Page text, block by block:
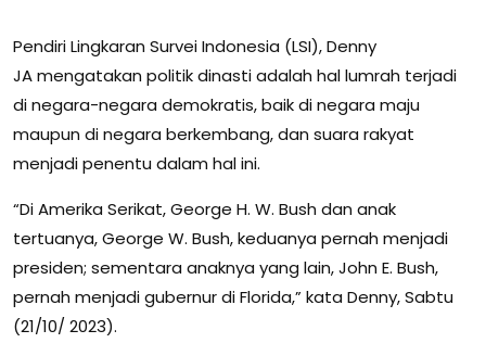
Pendiri Lingkaran Survei Indonesia (LSI), Denny
JA mengatakan politik dinasti adalah hal lumrah terjadi
di negara-negara demokratis, baik di negara maju
maupun di negara berkembang, dan suara rakyat
menjadi penentu dalam hal ini.
“Di Amerika Serikat, George H. W. Bush dan anak
tertuanya, George W. Bush, keduanya pernah menjadi
presiden; sementara anaknya yang lain, John E. Bush,
pernah menjadi gubernur di Florida,” kata Denny, Sabtu
(21/10/ 2023).